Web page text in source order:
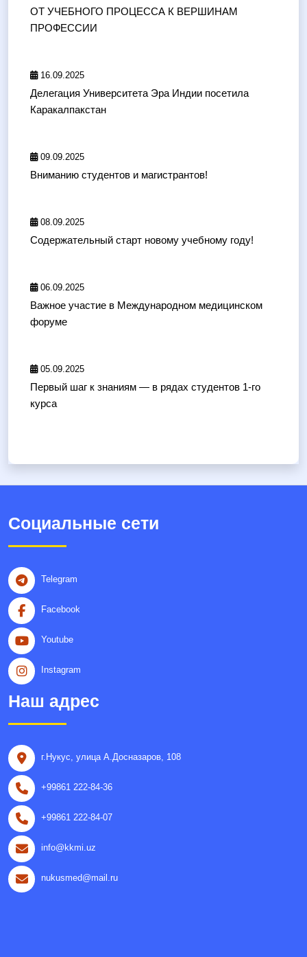
ОТ УЧЕБНОГО ПРОЦЕССА К ВЕРШИНАМ
ПРОФЕССИИ
16.09.2025
Делегация Университета Эра Индии посетила
Каракалпакстан
09.09.2025
Вниманию студентов и магистрантов!
08.09.2025
Содержательный старт новому учебному году!
06.09.2025
Важное участие в Международном медицинском
форуме
05.09.2025
Первый шаг к знаниям — в рядах студентов 1-го
курса
Социальные сети
Telegram
Facebook
Youtube
Instagram
Наш адрес
г.Нукус, улица A.Досназаров, 108
+99861 222-84-36
+99861 222-84-07
info@kkmi.uz
nukusmed@mail.ru